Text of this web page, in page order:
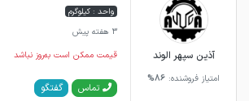
آذین سپهر الوند
امتیاز فروشنده: 86%
واحد : کیلوگرم
3 هفته پیش
قیمت ممکن است به‌روز نباشد
تماس گفتگو